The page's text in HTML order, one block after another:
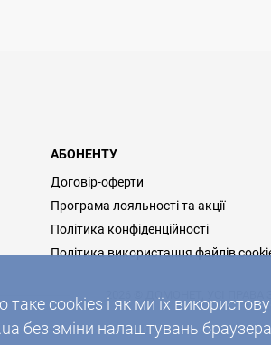
cookies і як ми їх
без зміни налаштувань
АБОНЕНТУ
Договір-оферти
Програма лояльності та акції
Політика конфіденційності
Політика використання файлів
2026 © ДОМОНЕТ, УСІ ПРАВА